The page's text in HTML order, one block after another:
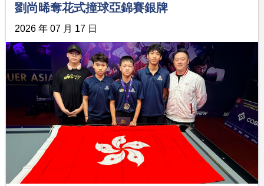
劉尚晞奪花式撞球亞錦賽銀牌
2026 年 07 月 17 日